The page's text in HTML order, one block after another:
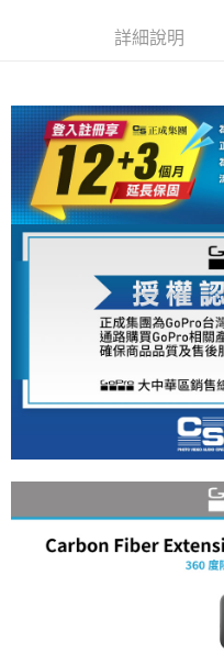
相關說明
【關於「AFTEE先享後付」】
AFTEE先享後付是「在收到商
便利好安心！
１．簡單：不需註冊會員、不需
２．便利：只要手機號碼，簡訊認
３．安心：先確認商品／服務後
【「AFTEE先享後付」結帳流程
１．於結帳方式選擇「AFTEE先
結帳頁面，進行簡訊認證並確認
２．訂單成立數日內，您將收到
３．收到繳費通知簡訊後14天內
ATM／網路銀行／等多元方式進
※ 請注意：結帳手續完成當下不
購買商品的店家。未經商家同意
※ 交易是否成功請以「AFTEE先
https://
１．透過由恩沛科技股份有限公
易，需依本服務之必要範圍內提
２．關於個人資料處理事宜，請
３．未成年的使用者請事先徵得
ATM付款
運送方式
全家取貨付款
每筆NT$60，滿NT$399(含以
萊爾富取貨付款
每筆NT$60，滿NT$399(含
7-11取貨付款
每筆NT$60，滿NT$399(含以
每筆NT$75，滿NT$399(含以
付款後門市自取
免運費
詳細說明